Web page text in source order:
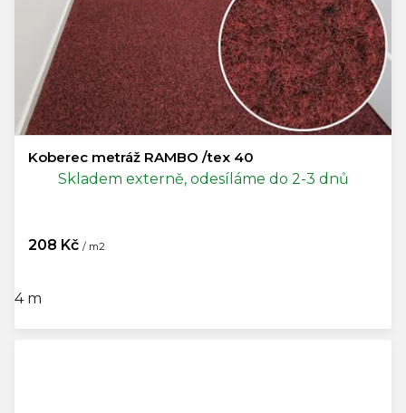
Koberec metráž RAMBO /tex 40
Skladem externě, odesíláme do 2-3 dnů
208 Kč / m2
4 m